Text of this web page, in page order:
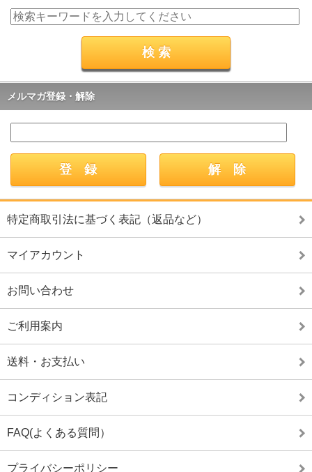
メルマガ登録・解除
特定商取引法に基づく表記（返品など）
マイアカウント
お問い合わせ
ご利用案内
送料・お支払い
コンディション表記
FAQ(よくある質問）
プライバシーポリシー